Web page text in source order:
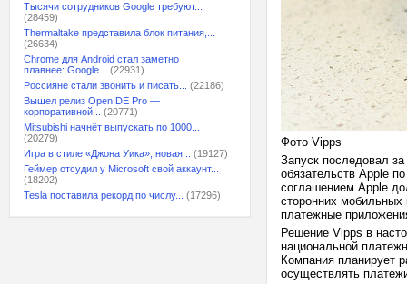
Тысячи сотрудников Google требуют...
(28459)
Thermaltake представила блок питания,...
(26634)
Chrome для Android стал заметно
плавнее: Google...
(22931)
Россияне стали звонить и писать...
(22186)
Вышел релиз OpenIDE Pro —
корпоративной...
(20771)
Mitsubishi начнёт выпускать по 1000...
(20279)
Игра в стиле «Джона Уика», новая...
(19127)
Геймер отсудил у Microsoft свой аккаунт...
(18202)
Tesla поставила рекорд по числу...
(17296)
Фото Vipps
Запуск последовал
обязательств Apple
соглашением Apple
сторонних мобильных
платежные
Решение Vipps в
национальной
Компания планирует
осуществлять